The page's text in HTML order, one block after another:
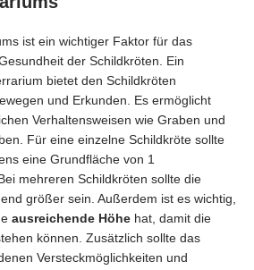
ist ein wichtiger Faktor für das
der Schildkröten. Ein
bietet den Schildkröten
und Erkunden. Es ermöglicht
Verhaltensweisen wie Graben und
Für eine einzelne Schildkröte sollte
eine Grundfläche von 1
mehreren Schildkröten sollte die
größer sein. Außerdem ist es wichtig,
ausreichende Höhe hat, damit die
können. Zusätzlich sollte das
Versteckmöglichkeiten und